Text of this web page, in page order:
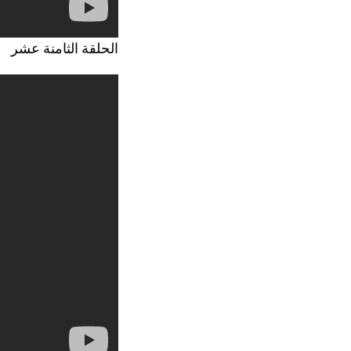
الحلقة الثامنة عشر